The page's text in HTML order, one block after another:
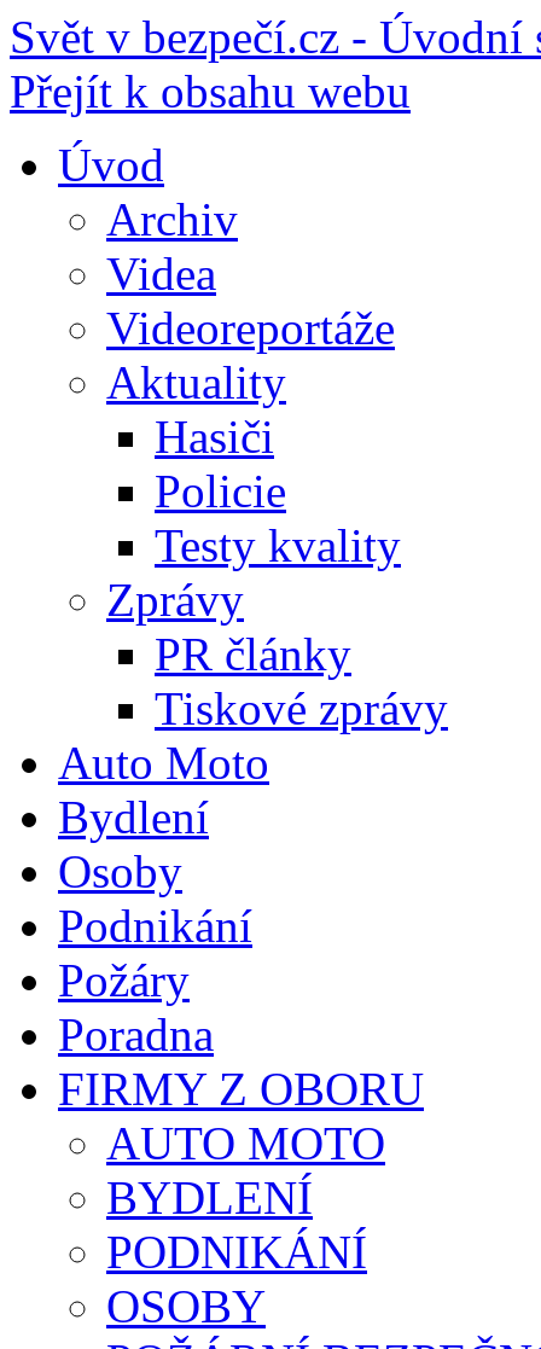
Svět v bezpečí.cz - Úvodní
Přejít k obsahu webu
Úvod
Archiv
Videa
Videoreportáže
Aktuality
Hasiči
Policie
Testy kvality
Zprávy
PR články
Tiskové zprávy
Auto Moto
Bydlení
Osoby
Podnikání
Požáry
Poradna
FIRMY Z OBORU
AUTO MOTO
BYDLENÍ
PODNIKÁNÍ
OSOBY